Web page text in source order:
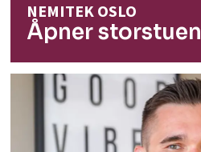
NEMITEK OSLO
Åpner storstuen